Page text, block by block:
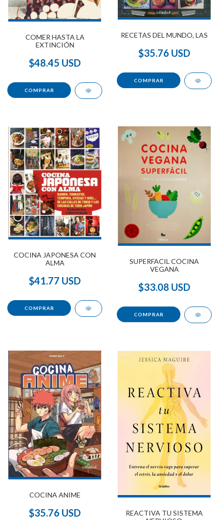
COMER HASTA LA
EXTINCIÓN
$48.45 USD
RECETAS DEL MUNDO, LAS
$35.76 USD
COCINA JAPONESA CON
ALMA
$41.77 USD
SUPERFACIL COCINA
VEGANA
$33.08 USD
COCINA ANIME
$35.76 USD
REACTIVA TU SISTEMA